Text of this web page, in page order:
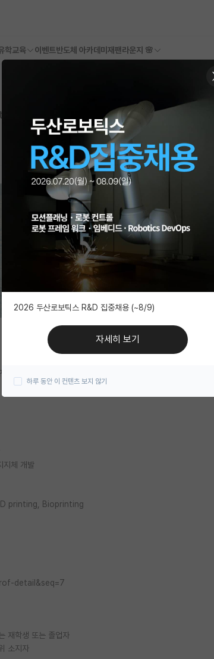
학교육 이벤트반도체 아카데미 재팬라운지 🌸
Laboratory 인턴 연구원 모집
입니다. 고분자/하이드로젤 합성부터 3D 프린팅 공정까지 다
지체 개발
printing, Bioprinting
detail&seq=7
재학생 또는 졸업자
소지자
2026 두산로보틱스 R&D 집중채용 (~8/9)
자세히 보기
하루 동안 이 컨텐츠 보지 않기